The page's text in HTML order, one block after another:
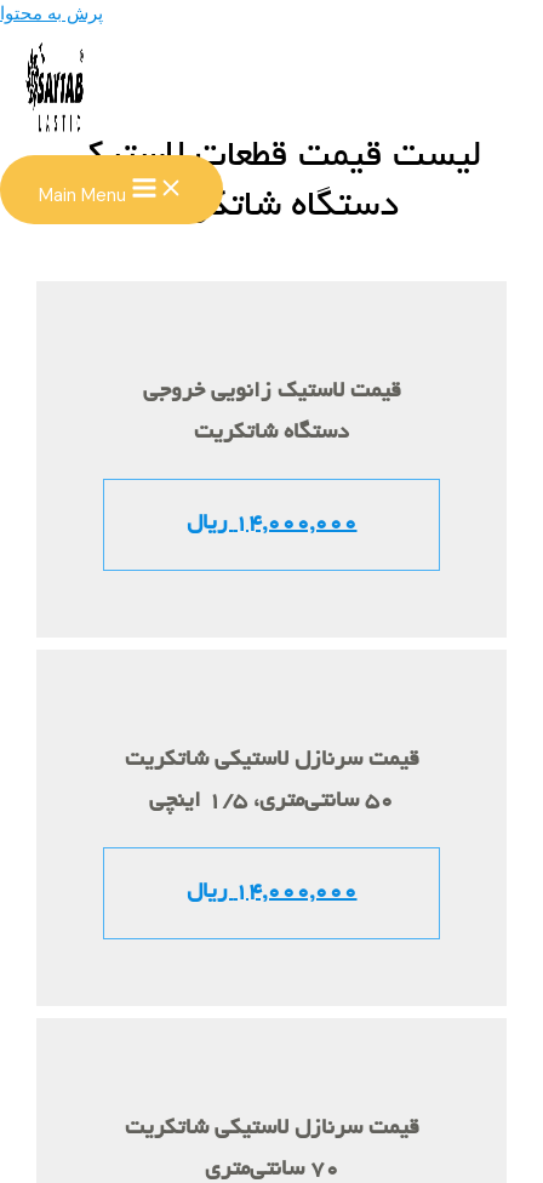
پرش به محتوا
Main Menu
لیست قیمت قطعات لاستیکی
دستگاه شاتکریت
قیمت لاستیک زانویی خروجی
دستگاه شاتکریت
14,000,000 ریال
قیمت سرنازل لاستیکی شاتکریت
50 سانتی‌متری، 1/5 اینچی
14,000,000 ریال
قیمت سرنازل لاستیکی شاتکریت
70 سانتی‌متری